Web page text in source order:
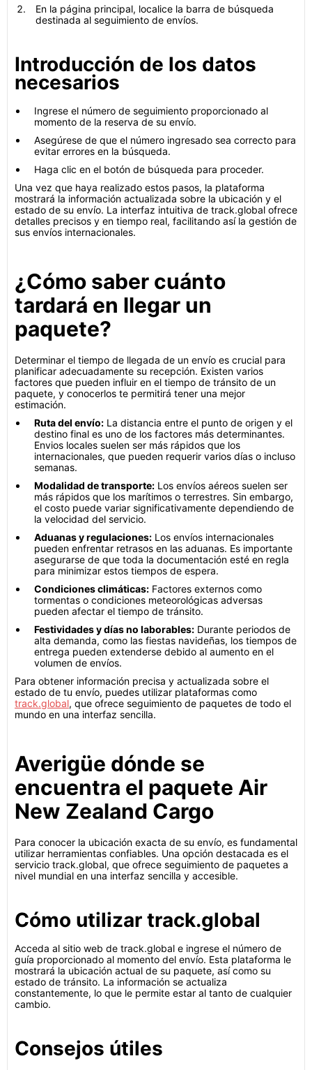
En la página principal, localice la barra de búsqueda
destinada al seguimiento de envíos.
Introducción de los datos
necesarios
Ingrese el número de seguimiento proporcionado al
momento de la reserva de su envío.
Asegúrese de que el número ingresado sea correcto para
evitar errores en la búsqueda.
Haga clic en el botón de búsqueda para proceder.
Una vez que haya realizado estos pasos, la plataforma
mostrará la información actualizada sobre la ubicación y el
estado de su envío. La interfaz intuitiva de track.global ofrece
detalles precisos y en tiempo real, facilitando así la gestión de
sus envíos internacionales.
¿Cómo saber cuánto
tardará en llegar un
paquete?
Determinar el tiempo de llegada de un envío es crucial para
planificar adecuadamente su recepción. Existen varios
factores que pueden influir en el tiempo de tránsito de un
paquete, y conocerlos te permitirá tener una mejor
estimación.
Ruta del envío: La distancia entre el punto de origen y el
destino final es uno de los factores más determinantes.
Envios locales suelen ser más rápidos que los
internacionales, que pueden requerir varios días o incluso
semanas.
Modalidad de transporte: Los envíos aéreos suelen ser
más rápidos que los marítimos o terrestres. Sin embargo,
el costo puede variar significativamente dependiendo de
la velocidad del servicio.
Aduanas y regulaciones: Los envíos internacionales
pueden enfrentar retrasos en las aduanas. Es importante
asegurarse de que toda la documentación esté en regla
para minimizar estos tiempos de espera.
Condiciones climáticas: Factores externos como
tormentas o condiciones meteorológicas adversas
pueden afectar el tiempo de tránsito.
Festividades y días no laborables: Durante periodos de
alta demanda, como las fiestas navideñas, los tiempos de
entrega pueden extenderse debido al aumento en el
volumen de envíos.
Para obtener información precisa y actualizada sobre el
estado de tu envío, puedes utilizar plataformas como
track.global, que ofrece seguimiento de paquetes de todo el
mundo en una interfaz sencilla.
Averigüe dónde se
encuentra el paquete Air
New Zealand Cargo
Para conocer la ubicación exacta de su envío, es fundamental
utilizar herramientas confiables. Una opción destacada es el
servicio track.global, que ofrece seguimiento de paquetes a
nivel mundial en una interfaz sencilla y accesible.
Cómo utilizar track.global
Acceda al sitio web de track.global e ingrese el número de
guía proporcionado al momento del envío. Esta plataforma le
mostrará la ubicación actual de su paquete, así como su
estado de tránsito. La información se actualiza
constantemente, lo que le permite estar al tanto de cualquier
cambio.
Consejos útiles